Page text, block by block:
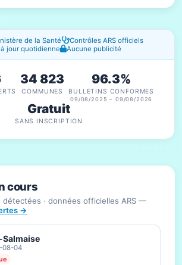
de la Santé
Contrôles ARS officiels
jour quotidienne
Aucune publicité
34 823
COMMUNES
96.3%
BULLETINS CONFORMES
09/08/2025 – 09/08/2026
Gratuit
SANS INSCRIPTION
cours
· données officielles ARS —
→
08-04